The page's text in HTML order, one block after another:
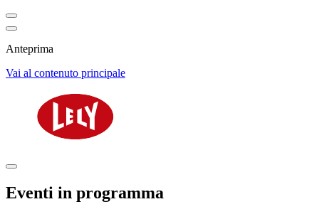
Anteprima
Vai al contenuto principale
Eventi in programma